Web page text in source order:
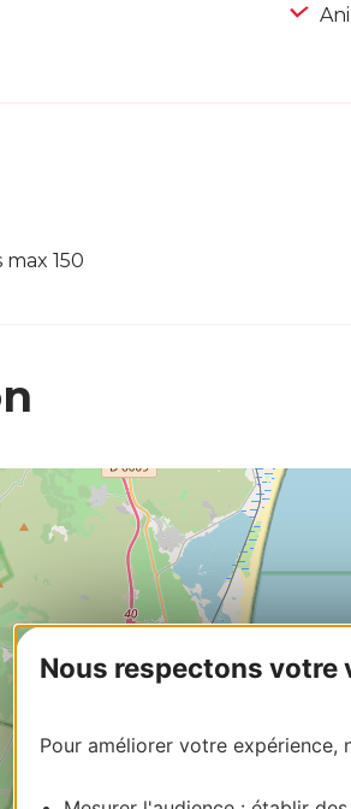
Nous respectons votre
Pour améliorer votre expérience,
150